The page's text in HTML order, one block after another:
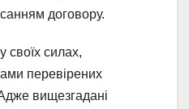
договору.
своїх силах,
перевірених
вищезгадані